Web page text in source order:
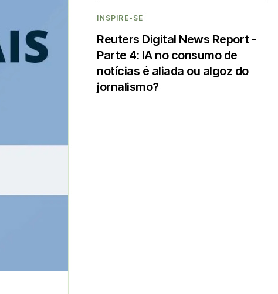
INSPIRE-SE
Reuters Digital News Report -
Parte 4: IA no consumo de
notícias é aliada ou algoz do
jornalismo?